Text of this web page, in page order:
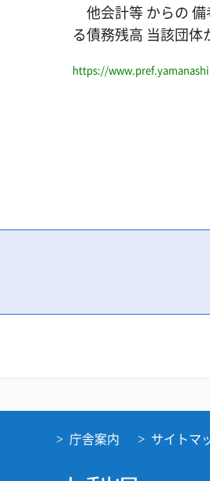
他会計等 からの
る債務残高 当該団体
https://
庁舎案内 サイトマ